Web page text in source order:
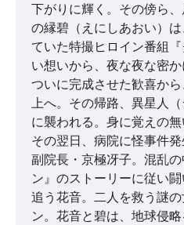
下がりに輝く。その傍ら
の縁碧（えにしあおい）
ていた特撮ヒロイン番組
い想いから、夜な夜な密か
ついに完成させた歓喜か
上へ。その帰路、異星人（
に襲われる。身に覚えの無
その翌日、病院に怪事件
副院長・京極冴子。混乱
ン』のストーリーに従い
追う花音。二人を救う謎
ン。花音と碧は、地球侵